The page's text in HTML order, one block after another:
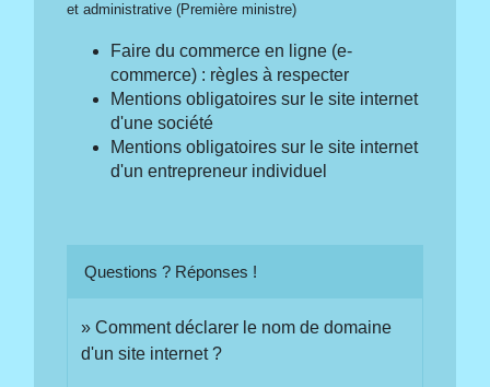
et administrative (Première ministre)
Faire du commerce en ligne (e-
commerce) : règles à respecter
Mentions obligatoires sur le site internet
d'une société
Mentions obligatoires sur le site internet
d'un entrepreneur individuel
Questions ? Réponses !
Comment déclarer le nom de domaine
d'un site internet ?